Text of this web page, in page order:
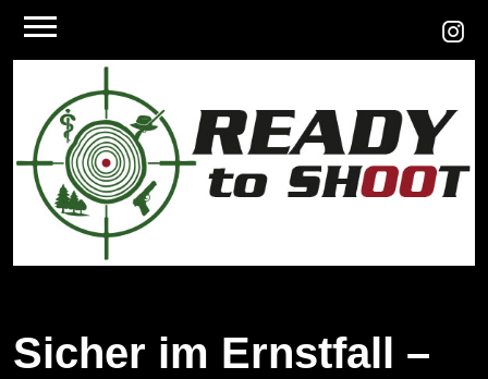
Sicher im Ernstfall –